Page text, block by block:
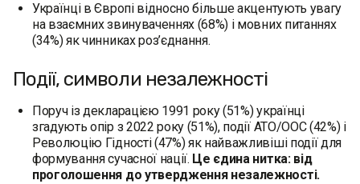
Українці в Європі відносно більше акцентують увагу
на взаємних звинуваченнях (68%) і мовних питаннях
(34%) як чинниках роз’єднання.
Події, символи незалежності
Поруч із декларацією 1991 року (51%) українці
згадують опір з 2022 року (51%), події АТО/ООС (42%) і
Революцію Гідності (47%) як найважливіші події для
формування сучасної нації. Це єдина нитка: від
проголошення до утвердження незалежності.